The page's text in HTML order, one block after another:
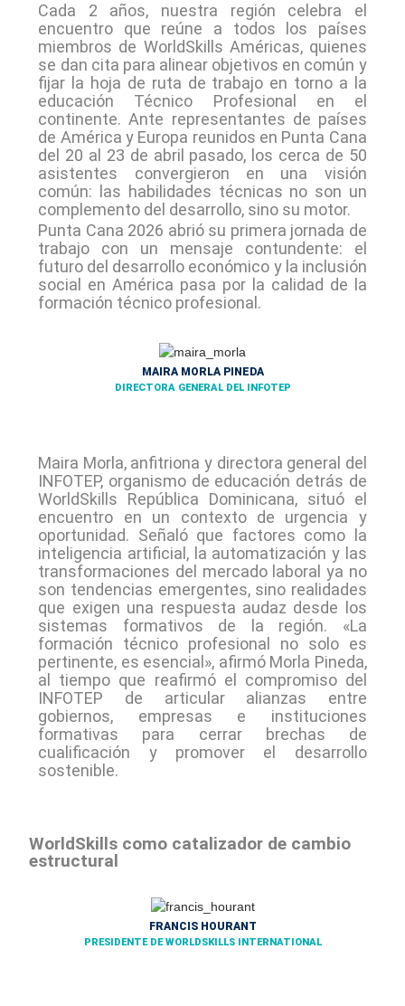
Cada 2 años, nuestra región celebra el
encuentro que reúne a todos los países
miembros de WorldSkills Américas, quienes
se dan cita para alinear objetivos en común y
fijar la hoja de ruta de trabajo en torno a la
educación Técnico Profesional en el
continente. Ante representantes de países
de América y Europa reunidos en Punta Cana
del 20 al 23 de abril pasado, los cerca de 50
asistentes convergieron en una visión
común: las habilidades técnicas no son un
complemento del desarrollo, sino su motor.
Punta Cana 2026 abrió su primera jornada de
trabajo con un mensaje contundente: el
futuro del desarrollo económico y la inclusión
social en América pasa por la calidad de la
formación técnico profesional.
MAIRA MORLA PINEDA
DIRECTORA GENERAL DEL INFOTEP
Maira Morla, anfitriona y directora general del
INFOTEP, organismo de educación detrás de
WorldSkills República Dominicana, situó el
encuentro en un contexto de urgencia y
oportunidad. Señaló que factores como la
inteligencia artificial, la automatización y las
transformaciones del mercado laboral ya no
son tendencias emergentes, sino realidades
que exigen una respuesta audaz desde los
sistemas formativos de la región. «La
formación técnico profesional no solo es
pertinente, es esencial», afirmó Morla Pineda,
al tiempo que reafirmó el compromiso del
INFOTEP de articular alianzas entre
gobiernos, empresas e instituciones
formativas para cerrar brechas de
cualificación y promover el desarrollo
sostenible.
WorldSkills como catalizador de cambio
estructural
FRANCIS HOURANT
PRESIDENTE DE WORLDSKILLS INTERNATIONAL